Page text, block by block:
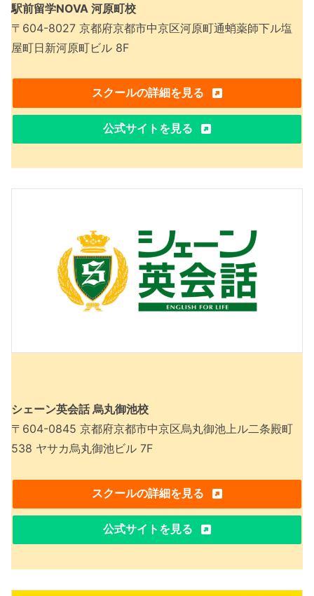
駅前留学NOVA 河原町校
〒604-8027 京都府京都市中京区河原町通蛸薬師下ル塩
屋町日新河原町ビル 8F
スクールの詳細を見る
公式サイトを見る
シェーン英会話 烏丸御池校
〒604-0845 京都府京都市中京区烏丸御池上ル二条殿町
538 ヤサカ烏丸御池ビル 7F
スクールの詳細を見る
公式サイトを見る